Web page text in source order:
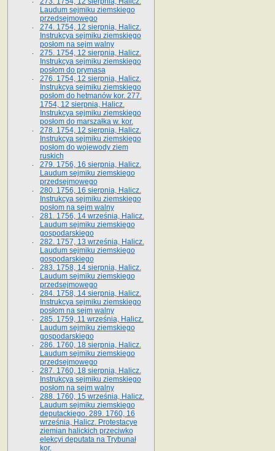
Laudum sejmiku ziemskiego
przedsejmowego
274. 1754, 12 sierpnia, Halicz.
Instrukcya sejmiku ziemskiego
posłom na sejm walny
275. 1754, 12 sierpnia, Halicz.
Instrukcya sejmiku ziemskiego
posłom do prymasa
276. 1754, 12 sierpnia, Halicz.
Instrukcya sejmiku ziemskiego
posłom do hetmanów kor. 277.
1754, 12 sierpnia, Halicz.
Instrukcya sejmiku ziemskiego
posłom do marszałka w. kor.
278. 1754, 12 sierpnia, Halicz.
Instrukcya sejmiku ziemskiego
posłom do wojewody ziem
ruskich
279. 1756, 16 sierpnia, Halicz.
Laudum sejmiku ziemskiego
przedsejmowego
280. 1756, 16 sierpnia, Halicz.
Instrukcya sejmiku ziemskiego
posłom na sejm walny
281. 1756, 14 września, Halicz.
Laudum sejmiku ziemskiego
gospodarskiego
282. 1757, 13 września, Halicz.
Laudum sejmiku ziemskiego
gospodarskiego
283. 1758, 14 sierpnia, Halicz.
Laudum sejmiku ziemskiego
przedsejmowego
284. 1758, 14 sierpnia, Halicz.
Instrukcya sejmiku ziemskiego
posłom na sejm walny
285. 1759, 11 września, Halicz.
Laudum sejmiku ziemskiego
gospodarskiego
286. 1760, 18 sierpnia, Halicz.
Laudum sejmiku ziemskiego
przedsejmowego
287. 1760, 18 sierpnia, Halicz.
Instrukcya sejmiku ziemskiego
posłom na sejm walny
288. 1760, 15 września, Halicz.
Laudum sejmiku ziemskiego
deputackiego. 289. 1760, 16
września, Halicz. Protestacye
ziemian halickich przeciwko
elekcyi deputata na Trybunał
kor.